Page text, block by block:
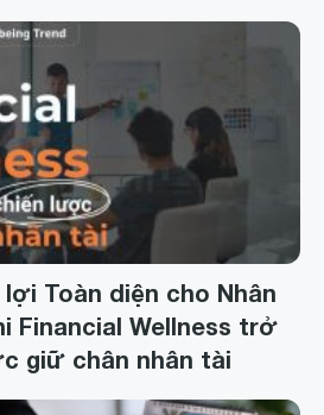
Toàn diện cho Nhân
Financial Wellness trở
giữ chân nhân tài